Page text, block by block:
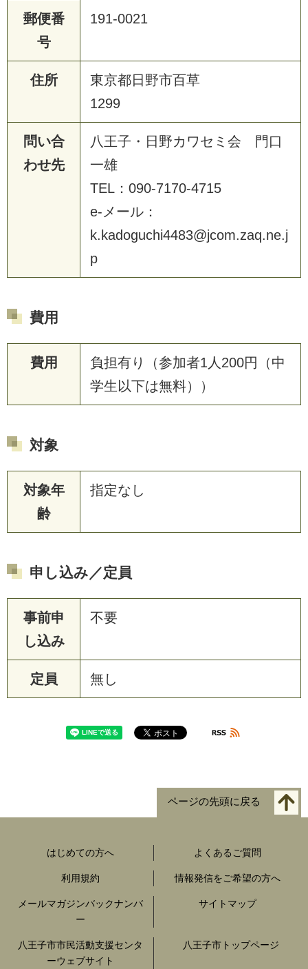
郵便番
号
191-0021
住所
東京都日野市百草
1299
問い合
わせ先
八王子・日野カワセミ会 門口
一雄
TEL：090-7170-4715
e-メール：
k.kadoguchi4483@jcom.zaq.ne.j
p
費用
費用
負担有り（参加者1人200円（中
学生以下は無料））
対象
対象年
齢
指定なし
申し込み／定員
事前申
し込み
不要
定員 無し
ページの先頭に戻る
はじめての方へ よくあるご質問
利用規約 情報発信をご希望の方へ
メールマガジンバックナンバ
ー
サイトマップ
八王子市市民活動支援センタ
ーウェブサイト
八王子市トップページ